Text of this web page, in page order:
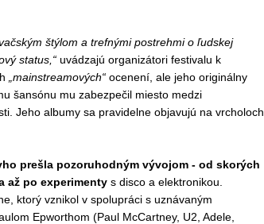
štýlom a trefnými postrehmi o ľudskej
status,“uvádzajú organizátori festivalu k
„mainstreamových“ocenení, ale jeho originálny
šansónu mu zabezpečil miesto medzi
Jeho albumy sa pravidelne objavujú na vrcholoch
prešla pozoruhodným vývojom - od skorých
až po experimentys disco a elektronikou.
ktorý vznikol v spolupráci s uznávaným
Epworthom (Paul McCartney, U2, Adele,